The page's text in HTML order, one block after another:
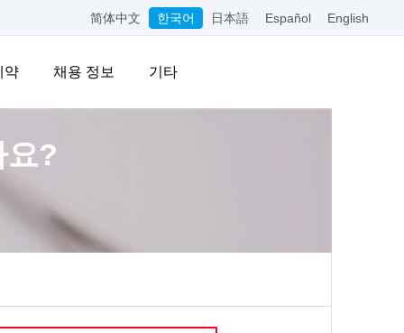
简体中文 한국어 日本語 Español English
약 채용 정보 기타
요?